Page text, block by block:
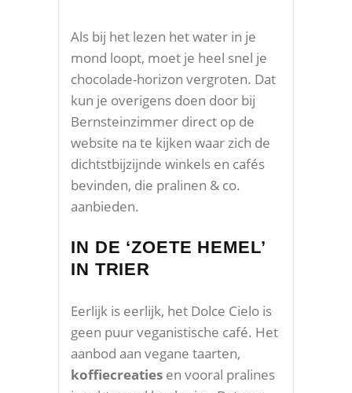
Als bij het lezen het water in je
mond loopt, moet je heel snel je
chocolade-horizon vergroten. Dat
kun je overigens doen door bij
Bernsteinzimmer direct op de
website na te kijken waar zich de
dichtstbijzijnde winkels en cafés
bevinden, die pralinen & co.
aanbieden.
IN DE ‘ZOETE HEMEL’
IN TRIER
Eerlijk is eerlijk, het Dolce Cielo is
geen puur veganistische café. Het
aanbod aan vegane taarten,
koffiecreaties en vooral pralines